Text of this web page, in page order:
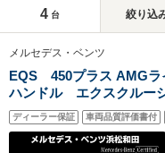
4 台 絞り込
メルセデス・ベンツ
EQS 450プラス AMG
ハンドル エクスクル
ルメスタサウンド ヘッ
ランスPKG パワーゲー
付パワーシート&ヒー
ディーラー保証 車両品質評価書付